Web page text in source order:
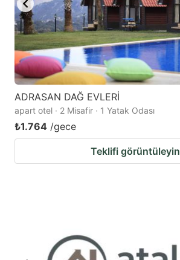
ADRASAN DAĞ EVLERİ
apart otel · 2 Misafir · 1 Yatak Odası
₺1.764 /gece
Teklifi görüntüleyin